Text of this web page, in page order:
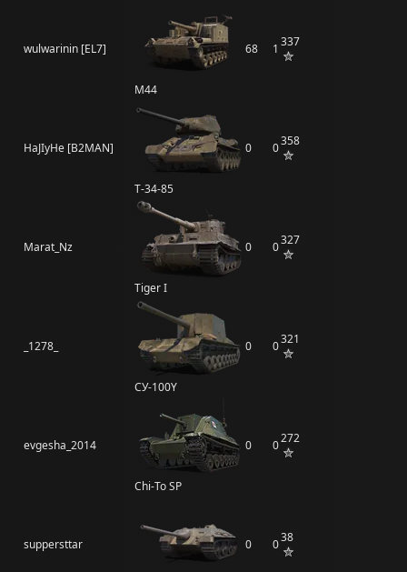
wulwarinin [EL7]
M44
68 1 337
HaJIyHe [B2MAN]
Т-34-85
0 0358
Marat_Nz
Tiger I
0 0327
_1278_
СУ-100Y
0 0321
evgesha_2014
Chi-To SP
0 0272
suppersttar 0 038